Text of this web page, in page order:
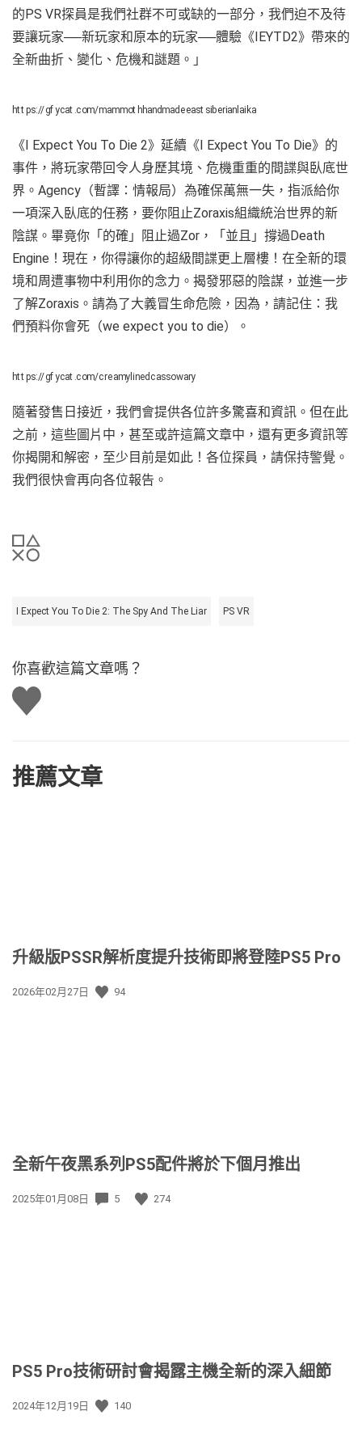
的PS VR探員是我們社群不可或缺的一部分，我們迫不及待
要讓玩家──新玩家和原本的玩家──體驗《IEYTD2》帶來的
全新曲折、變化、危機和謎題。」
https://gfycat.com/mammothhandmadeeastsiberianlaika
《I Expect You To Die 2》延續《I Expect You To Die》的
事件，將玩家帶回令人身歷其境、危機重重的間諜與臥底世
界。Agency（暫譯：情報局）為確保萬無一失，指派給你
一項深入臥底的任務，要你阻止Zoraxis組織統治世界的新
陰謀。畢竟你「的確」阻止過Zor，「並且」撐過Death
Engine！現在，你得讓你的超級間諜更上層樓！在全新的環
境和周遭事物中利用你的念力。揭發邪惡的陰謀，並進一步
了解Zoraxis。請為了大義冒生命危險，因為，請記住：我
們預料你會死（we expect you to die）。
https://gfycat.com/creamylinedcassowary
隨著發售日接近，我們會提供各位許多驚喜和資訊。但在此
之前，這些圖片中，甚至或許這篇文章中，還有更多資訊等
你揭開和解密，至少目前是如此！各位探員，請保持警覺。
我們很快會再向各位報告。
I Expect You To Die 2: The Spy And The Liar PS VR
你喜歡這篇文章嗎？
讚
推薦文章
升級版PSSR解析度提升技術即將登陸PS5 Pro
發
2026年02月27日 94
全新午夜黑系列PS5配件將於下個月推出
發
2025年01月08日 5 274
PS5 Pro技術研討會揭露主機全新的深入細節
發
2024年12月19日 140